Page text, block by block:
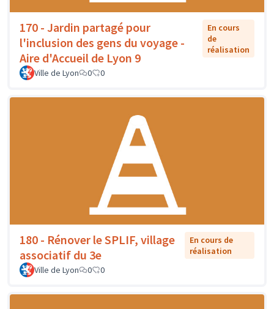
170 - Jardin partagé pour
l'inclusion des gens du voyage -
Aire d'Accueil de Lyon 9
En cours
de
réalisation
Ville de Lyon 0 0
180 - Rénover le SPLIF, village
associatif du 3e
En cours de
réalisation
Ville de Lyon
0 0